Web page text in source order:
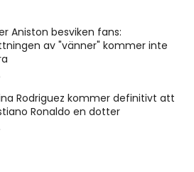
Aniston besviken fans:
av "vänner" kommer inte
Rodriguez kommer definitivt att
Ronaldo en dotter